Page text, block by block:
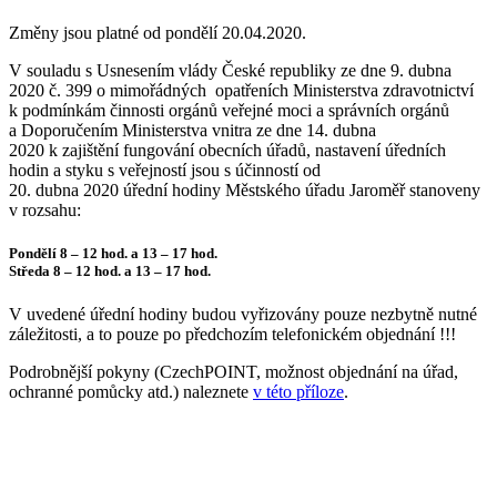
Změny jsou platné od pondělí 20.04.2020.
V souladu s Usnesením vlády České republiky ze dne 9. dubna
2020 č. 399 o mimořádných opatřeních Ministerstva zdravotnictví
k podmínkám činnosti orgánů veřejné moci a správních orgánů
a Doporučením Ministerstva vnitra ze dne 14. dubna
2020 k zajištění fungování obecních úřadů, nastavení úředních
hodin a styku s veřejností jsou s účinností od
20. dubna 2020 úřední hodiny Městského úřadu Jaroměř stanoveny
v rozsahu:
Pondělí 8 – 12 hod. a 13 – 17 hod.
Středa 8 – 12 hod. a 13 – 17 hod.
V uvedené úřední hodiny budou vyřizovány pouze nezbytně nutné
záležitosti, a to pouze po předchozím telefonickém objednání !!!
Podrobnější pokyny (CzechPOINT, možnost objednání na úřad,
ochranné pomůcky atd.) naleznete v této příloze.